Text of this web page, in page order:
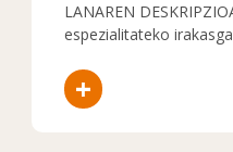
LANAREN
espezialitateko
+